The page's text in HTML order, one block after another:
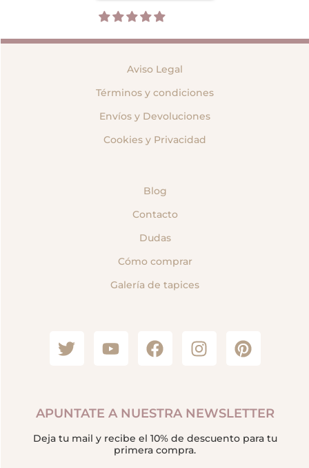
Aviso Legal
Términos y condiciones
Envíos y Devoluciones
Cookies y Privacidad
Blog
Contacto
Dudas
Cómo comprar
Galería de tapices
APUNTATE A NUESTRA NEWSLETTER
Deja tu mail y recibe el 10% de descuento para tu
primera compra.